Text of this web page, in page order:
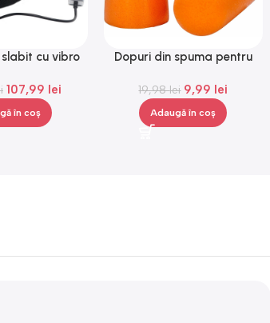
cu vibro
negru
107,99 lei
în coș
Dopuri din spuma pentru
19,98lei 9,99 lei
Adaugă în coș